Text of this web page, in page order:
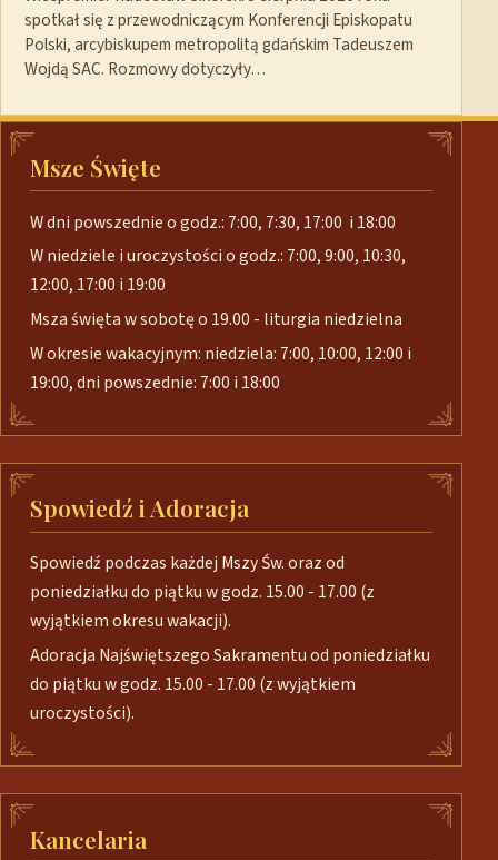
spotkał się z przewodniczącym Konferencji Episkopatu
Polski, arcybiskupem metropolitą gdańskim Tadeuszem
Wojdą SAC. Rozmowy dotyczyły…
Msze Święte
W dni powszednie o godz.: 7:00, 7:30, 17:00 i 18:00
W niedziele i uroczystości o godz.: 7:00, 9:00, 10:30,
12:00, 17:00 i 19:00
Msza święta w sobotę o 19.00 - liturgia niedzielna
W okresie wakacyjnym: niedziela: 7:00, 10:00, 12:00 i
19:00, dni powszednie: 7:00 i 18:00
Spowiedź i Adoracja
Spowiedź podczas każdej Mszy Św. oraz od
poniedziałku do piątku w godz. 15.00 - 17.00 (z
wyjątkiem okresu wakacji).
Adoracja Najświętszego Sakramentu od poniedziałku
do piątku w godz. 15.00 - 17.00 (z wyjątkiem
uroczystości).
Kancelaria